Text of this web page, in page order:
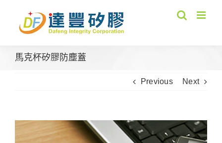
content
馬克杯矽膠防塵蓋
Previous Next
View
Larger